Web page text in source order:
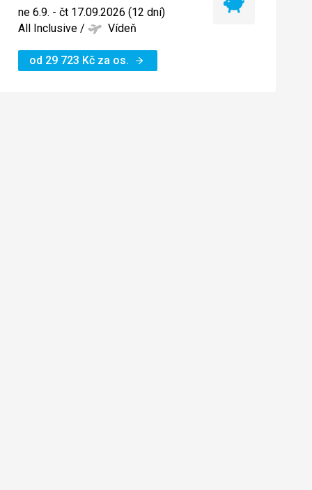
ne 6.9. - čt 17.09.2026 (12 dní)
All Inclusive / Vídeň
od 29 723 Kč za os.
Nejlevnější